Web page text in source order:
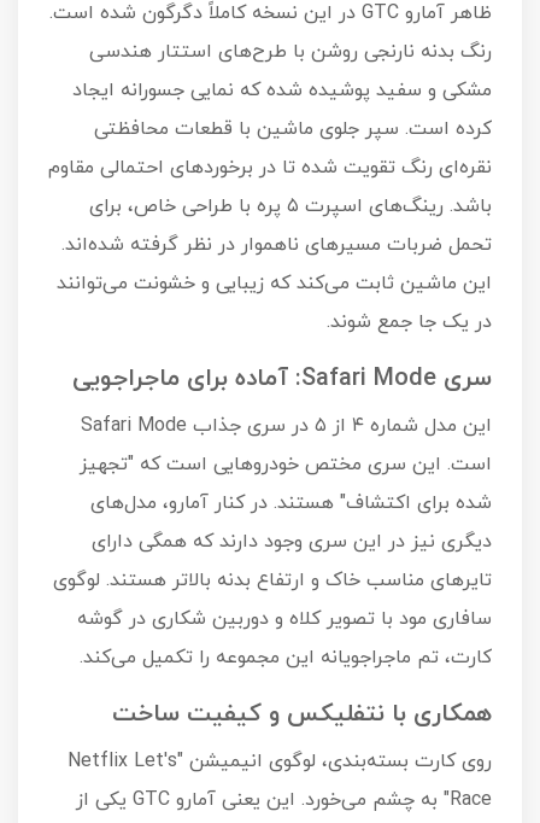
ظاهر آمارو GTC در این نسخه کاملاً دگرگون شده است.
رنگ بدنه نارنجی روشن با طرح‌های استتار هندسی
مشکی و سفید پوشیده شده که نمایی جسورانه ایجاد
کرده است. سپر جلوی ماشین با قطعات محافظتی
نقره‌ای رنگ تقویت شده تا در برخوردهای احتمالی مقاوم
باشد. رینگ‌های اسپرت ۵ پره با طراحی خاص، برای
تحمل ضربات مسیرهای ناهموار در نظر گرفته شده‌اند.
این ماشین ثابت می‌کند که زیبایی و خشونت می‌توانند
در یک جا جمع شوند.
سری Safari Mode: آماده برای ماجراجویی
این مدل شماره ۴ از ۵ در سری جذاب Safari Mode
است. این سری مختص خودروهایی است که "تجهیز
شده برای اکتشاف" هستند. در کنار آمارو، مدل‌های
دیگری نیز در این سری وجود دارند که همگی دارای
تایرهای مناسب خاک و ارتفاع بدنه بالاتر هستند. لوگوی
سافاری مود با تصویر کلاه و دوربین شکاری در گوشه
کارت، تم ماجراجویانه این مجموعه را تکمیل می‌کند.
همکاری با نتفلیکس و کیفیت ساخت
روی کارت بسته‌بندی، لوگوی انیمیشن "Netflix Let's
Race" به چشم می‌خورد. این یعنی آمارو GTC یکی از